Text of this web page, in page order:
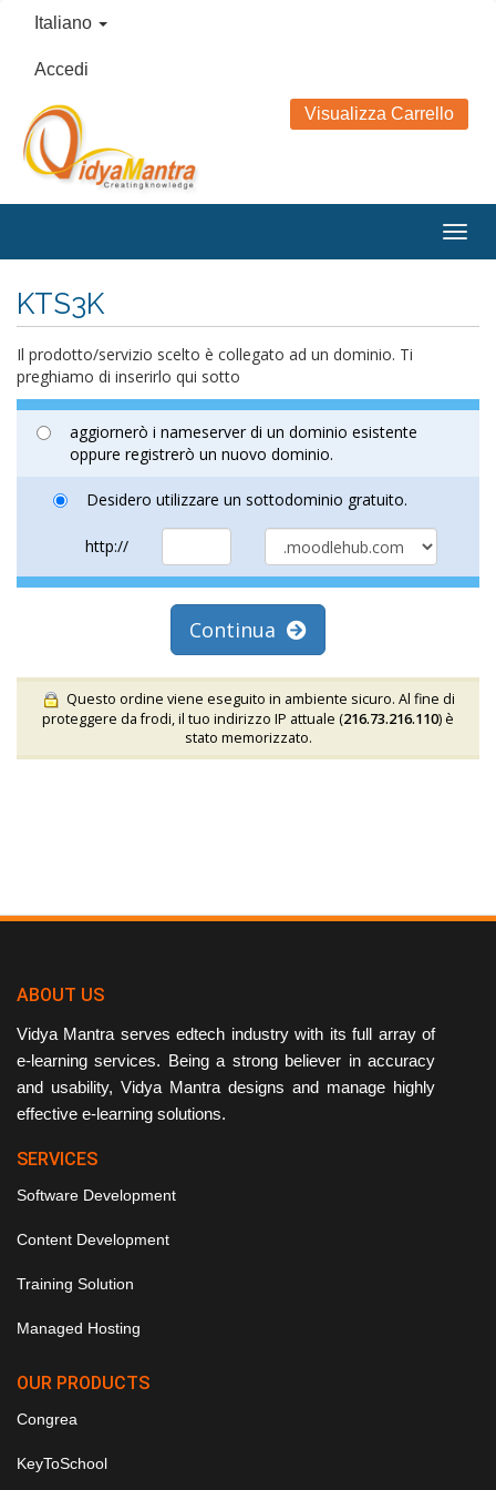
Italiano
Accedi
Visualizza Carrello
KTS3K
Il prodotto/servizio scelto è collegato ad un dominio. Ti
preghiamo di inserirlo qui sotto
aggiornerò i nameserver di un dominio esistente
oppure registrerò un nuovo dominio.
Desidero utilizzare un sottodominio gratuito.
http://
Continua
Questo ordine viene eseguito in ambiente sicuro. Al fine di
proteggere da frodi, il tuo indirizzo IP attuale (216.73.216.110) è
stato memorizzato.
ABOUT US
Vidya Mantra serves edtech industry with its full array of
e-learning services. Being a strong believer in accuracy
and usability, Vidya Mantra designs and manage highly
effective e-learning solutions.
SERVICES
Software Development
Content Development
Training Solution
Managed Hosting
OUR PRODUCTS
Congrea
KeyToSchool